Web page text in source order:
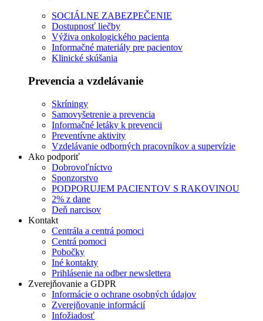
SOCIÁLNE ZABEZPEČENIE
Dostupnosť liečby
Výživa onkologického pacienta
Informačné materiály pre pacientov
Klinické skúšania
Prevencia a vzdelávanie
Skríningy
Samovyšetrenie a prevencia
Informačné letáky k prevencii
Preventívne aktivity
Vzdelávanie odborných pracovníkov a supervízie
Ako podporiť
Dobrovoľníctvo
Sponzorstvo
PODPORUJEM PACIENTOV S RAKOVINOU
2% z dane
Deň narcisov
Kontakt
Centrála a centrá pomoci
Centrá pomoci
Pobočky
Iné kontakty
Prihlásenie na odber newslettera
Zverejňovanie a GDPR
Informácie o ochrane osobných údajov
Zverejňovanie informácií
Infožiadosť